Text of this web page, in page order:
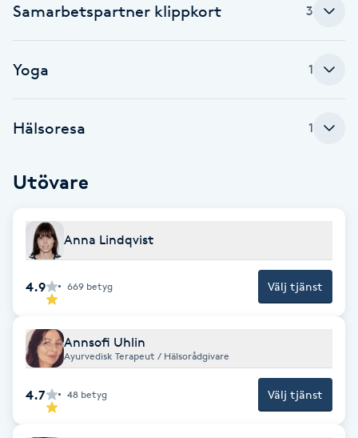
Fotvård
Fransborttagning
Fransfärgning
Fransförlängning
Fransförlängning Volym
Fransk manikyr
Fransrengöring
Samarbetspartner klippkort 3
Yoga 1
Hälsoresa 1
Utövare
Anna Lindqvist
4.9 669 betyg Välj tjänst
Annsofi Uhlin
Ayurvedisk Terapeut / Hälsorådgivare
4.7 48 betyg Välj tjänst